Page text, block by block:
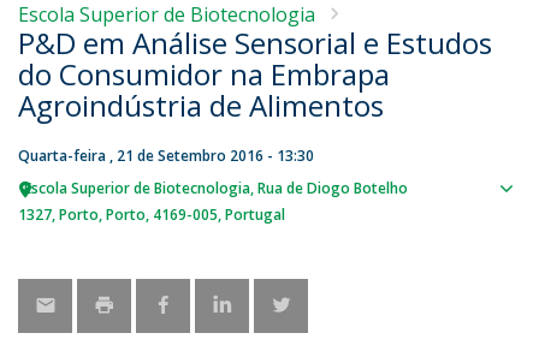
Escola Superior de Biotecnologia
P&D em Análise Sensorial e Estudos
do Consumidor na Embrapa
Agroindústria de Alimentos
Quarta-feira , 21 de Setembro 2016 - 13:30
Escola Superior de Biotecnologia Rua de Diogo Botelho
1327 Porto Porto 4169-005 Portugal